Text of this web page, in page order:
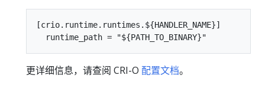
[crio.runtime.runtimes.${HANDLER_NAME}]
更详细信息，请查阅 CRI-O 配置文档。